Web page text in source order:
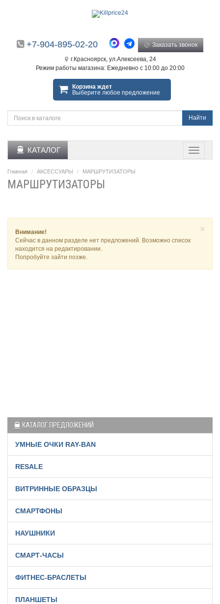
+7-904-895-02-20 Заказать звонок
г.Красноярск, ул.Алексеева, 24
Режим работы магазина: Ежедневно с 10:00 до 20:00
Корзина ждет
Выберите любое предложение
Найти
КАТАЛОГ
Главная АКСЕССУАРЫ МАРШРУТИЗАТОРЫ
МАРШРУТИЗАТОРЫ
×
Внимание!
Сейчас в данном разделе нет предложений. Возможно список
находится на редактировании.
Попробуйте зайти позже.
КАТАЛОГ ПРЕДЛОЖЕНИЙ
УМНЫЕ ОЧКИ RAY-BAN
RESALE
ВИТРИННЫЕ ОБРАЗЦЫ
СМАРТФОНЫ
НАУШНИКИ
СМАРТ-ЧАСЫ
ФИТНЕС-БРАСЛЕТЫ
ПЛАНШЕТЫ